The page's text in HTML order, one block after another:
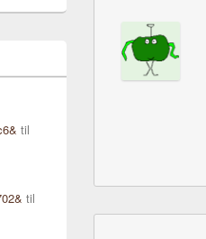
til
til